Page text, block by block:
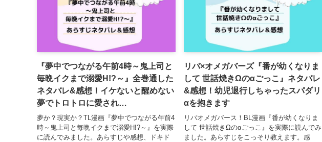
『夢中でつながる午前4時～鬼上司と
毎晩イクまで溺愛H!?～』全巻通した
ネタバレ&感想！イケないと醒めない
夢でトロトロに愛され…
夢か？現実か？TL漫画『夢中でつながる午前4
時～鬼上司と毎晩イクまで溺愛H!?～』を実際
に読んでみました。あらすじや感想、ドキド
リバ×オメガバーズ『番が幼くなりま
して 世話焼きΩのαごっこ』ネタバレ
&感想！幼児退行しちゃったスパダリ
αを抱きます
リバオメガバース！BL漫画『番が幼くなりま
して 世話焼きΩのαごっこ』を実際に読んでみ
ました。あらすじをこっそり教えます。感